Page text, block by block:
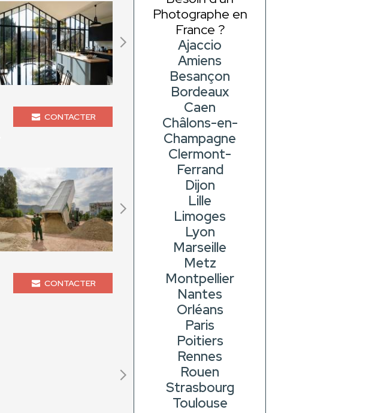
CONTACTER
CONTACTER
Photographe en
France ?
Ajaccio
Amiens
Besançon
Bordeaux
Caen
Châlons-en-
Champagne
Clermont-
Ferrand
Dijon
Lille
Limoges
Lyon
Marseille
Metz
Montpellier
Nantes
Orléans
Paris
Poitiers
Rennes
Rouen
Strasbourg
Toulouse